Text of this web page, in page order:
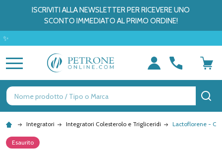
ISCRIVITI ALLA NEWSLETTER PER RICEVERE UNO
SCONTO IMMEDIATO AL PRIMO ORDINE!
Ricerca
Integratori Integratori Colesterolo e Trigliceridi Lactoflorene -
Esaurito